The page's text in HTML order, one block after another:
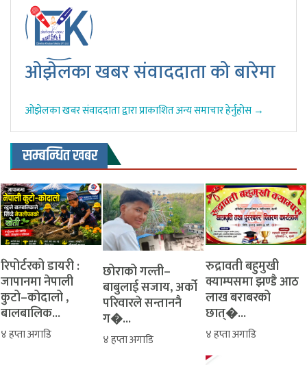
ओझेलका खबर संवाददाता को बारेमा
ओझेलका खबर संवाददाता द्वारा प्राकाशित अन्य समाचार हेर्नुहोस →
सम्बन्धित खबर
रिपोर्टरको डायरी :
जापानमा नेपाली
कुटो–कोदालो ,
बालबालिक...
४ हप्ता अगाडि
‎​छोराको गल्ती–
बाबुलाई सजाय, अर्को
परिवारले सन्ताननै
ग�...
४ हप्ता अगाडि
रुद्रावती बहुमुखी
क्याम्पसमा झण्डै आठ
लाख बराबरको
छात्�...
४ हप्ता अगाडि